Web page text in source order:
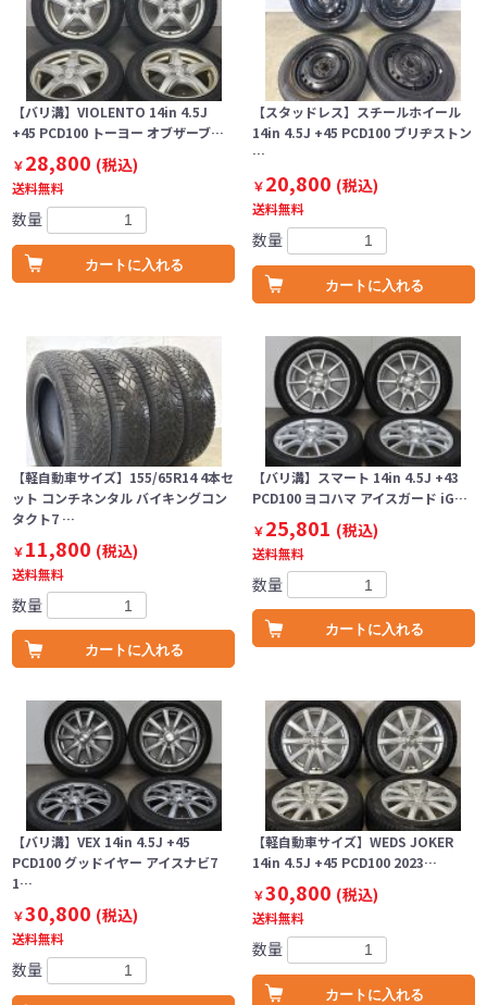
【バリ溝】VIOLENTO 14in 4.5J
+45 PCD100 トーヨー オブザーブ…
￥28,800 (税込)
送料無料
数量
カートに入れる
【スタッドレス】スチールホイール
14in 4.5J +45 PCD100 ブリヂストン
…
￥20,800 (税込)
送料無料
数量
カートに入れる
【軽自動車サイズ】155/65R14 4本セ
ット コンチネンタル バイキングコン
タクト7 …
￥11,800 (税込)
送料無料
数量
カートに入れる
【バリ溝】スマート 14in 4.5J +43
PCD100 ヨコハマ アイスガード iG…
￥25,801 (税込)
送料無料
数量
カートに入れる
【バリ溝】VEX 14in 4.5J +45
PCD100 グッドイヤー アイスナビ7
1…
￥30,800 (税込)
送料無料
数量
【軽自動車サイズ】WEDS JOKER
14in 4.5J +45 PCD100 2023…
￥30,800 (税込)
送料無料
数量
カートに入れる